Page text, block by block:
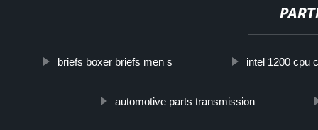
briefs boxer briefs men s intel 1200 cpu
automotive parts transmission